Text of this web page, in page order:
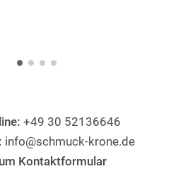
+49 30 52136646
info@schmuck-krone.de
Kontaktformular